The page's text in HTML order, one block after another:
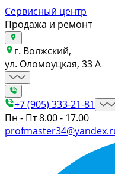
Сервисный центр
Продажа и ремонт
г. Волжский,
ул. Оломоуцкая, 33 А
+7 (905) 333-21-81
Пн - Пт 8.00 - 17.00